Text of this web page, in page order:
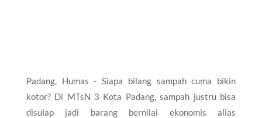
Padang, Humas - Siapa bilang sampah cuma bikin
kotor? Di MTsN 3 Kota Padang, sampah justru bisa
disulap jadi barang bernilai ekonomis alias